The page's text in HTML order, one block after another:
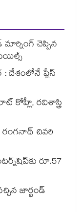
మార్నింగ్ చెప్పిన
దేశంలోనే ప్లేస్
రవిశాస్త్రి
రంగనాథ్ చివరి
రూ.57
జార్ఖండ్